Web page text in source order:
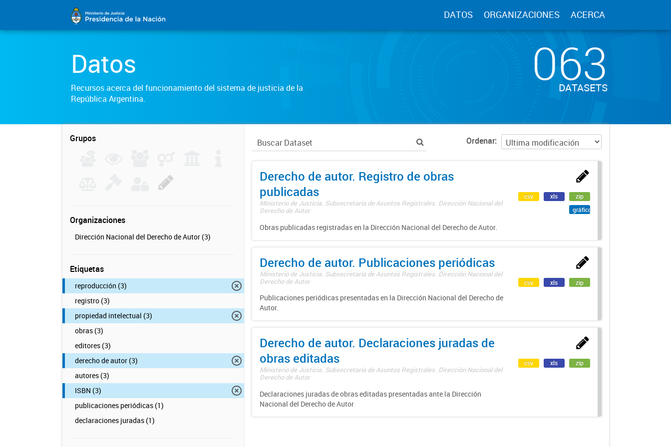
DATOS ORGANIZACIONES ACERCA
Datos
Recursos acerca del funcionamiento del sistema de justicia de la
República Argentina.
063
DATASETS
Grupos
Organizaciones
Dirección Nacional del Derecho de Autor (3)
Etiquetas
reproducción (3)
registro (3)
propiedad intelectual (3)
obras (3)
editores (3)
derecho de autor (3)
autores (3)
ISBN (3)
publicaciones periódicas (1)
declaraciones juradas (1)
Ordenar
Derecho de autor. Registro de obras
publicadas
Ministerio de Justicia. Subsecretaría de Asuntos Registrales. Dirección Nacional del
Derecho de Autor
Obras publicadas registradas en la Dirección Nacional del Derecho de Autor.
csv xls
zip
gráfico
Derecho de autor. Publicaciones periódicas
Ministerio de Justicia. Subsecretaría de Asuntos Registrales. Dirección Nacional del
Derecho de Autor
Publicaciones periódicas presentadas en la Dirección Nacional del Derecho de
Autor.
csv xls zip
Derecho de autor. Declaraciones juradas de
obras editadas
Ministerio de Justicia. Subsecretaría de Asuntos Registrales. Dirección Nacional del
Derecho de Autor
Declaraciones juradas de obras editadas presentadas ante la Dirección
Nacional del Derecho de Autor
csv xls zip